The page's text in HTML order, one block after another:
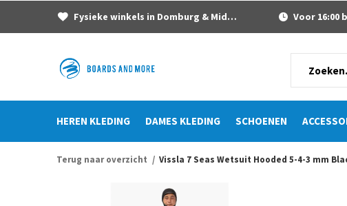
HEREN KLEDING DAMES KLEDING SCHOENEN
Fysieke winkels in Domburg & Middelburg Voor 16:00
Terug naar overzicht Vissla 7 Seas Wetsuit Hooded 5-4-3 mm